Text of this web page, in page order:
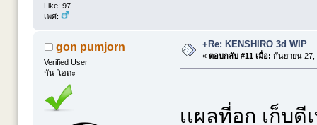
Like: 97
เพศ:
gon pumjorn
Verified User
กัน-โอตะ
+Re: KENSHIRO 3d WIP
« ตอบกลับ #11 เมื่อ: กันยายน 27,
เเผลที่อก เก็บ